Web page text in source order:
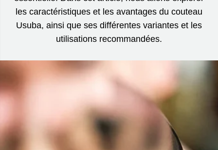
les caractéristiques et les avantages du couteau
Usuba, ainsi que ses différentes variantes et les
utilisations recommandées.